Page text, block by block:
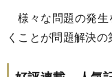
様々な問題の発生
くことが問題解決の